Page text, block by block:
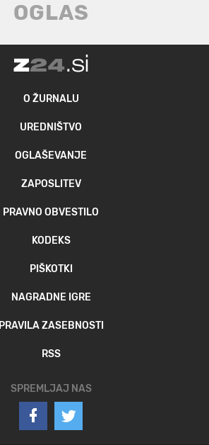
O ŽURNALU
UREDNIŠTVO
OGLAŠEVANJE
ZAPOSLITEV
PRAVNO OBVESTILO
KODEKS
PIŠKOTKI
NAGRADNE IGRE
PRAVILA ZASEBNOSTI
RSS
SPREMLJAJ NAS